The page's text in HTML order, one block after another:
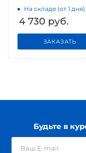
На складе (от 1 дня)
4 730 руб.
ЗАКАЗАТЬ
Будьте в